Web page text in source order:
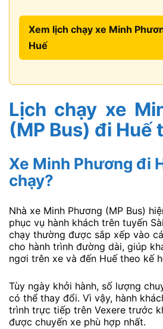
Xem lịch chạy xe Minh
Huế
Lịch chạy xe
(MP Bus) đi Huế
Xe Minh Phương đi
chạy?
Nhà xe Minh Phương (MP Bus)
phục vụ hành khách trên tuyến
chạy thường được sắp xếp vào
cho hành trình đường dài, giúp
ngơi trên xe và đến Huế theo kế
Tùy ngày khởi hành, số lượng
có thể thay đổi. Vì vậy, hành
trình trực tiếp trên Vexere trước
được chuyến xe phù hợp nhất.